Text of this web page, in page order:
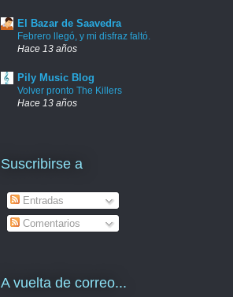
El Bazar de Saavedra
Febrero llegó, y mi disfraz faltó.
Hace 13 años
Pily Music Blog
Volver pronto The Killers
Hace 13 años
Suscribirse a
Entradas
Comentarios
A vuelta de correo...